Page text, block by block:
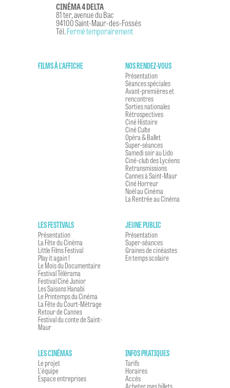
CINÉMA 4 DELTA
81 ter, avenue du Bac
94100 Saint-Maur-des-Fossés
Tél.Fermé temporairement
FILMS À L'AFFICHE NOS RENDEZ-VOUS
Présentation
Séances spéciales
Avant-premières et
rencontres
Sorties nationales
Rétrospectives
Ciné Histoire
Ciné Culte
Opéra & Ballet
Super-séances
Samedi soir au Lido
Ciné-club des Lycéens
Retransmissions
Cannes à Saint-Maur
Ciné Horreur
Noël au Cinéma
La Rentrée au Cinéma
LES FESTIVALS
Présentation
La Fête du Cinéma
Little Films Festival
Play it again !
Le Mois du Documentaire
Festival Télérama
Festival Ciné Junior
Les Saisons Hanabi
Le Printemps du Cinéma
La Fête du Court-Métrage
Retour de Cannes
Festival du conte de Saint-
Maur
JEUNE PUBLIC
Présentation
Super-séances
Graines de cinéastes
En temps scolaire
LES CINÉMAS
Le projet
L'équipe
Espace entreprises
INFOS PRATIQUES
Tarifs
Horaires
Accès
Acheter mes billets